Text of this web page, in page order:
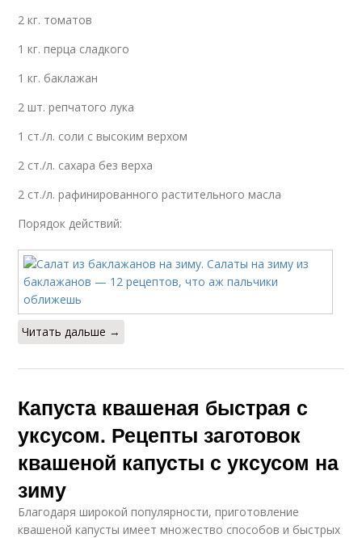
2 кг. томатов
1 кг. перца сладкого
1 кг. баклажан
2 шт. репчатого лука
1 ст./л. соли с высоким верхом
2 ст./л. сахара без верха
2 ст./л. рафинированного растительного масла
Порядок действий:
Читать дальше →
Капуста квашеная быстрая с
уксусом. Рецепты заготовок
квашеной капусты с уксусом на
зиму
Благодаря широкой популярности, приготовление
квашеной капусты имеет множество способов и быстрых